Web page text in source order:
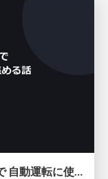
Forza Horizon 6 のテレメトリ機能で 自動運転に使えそうな学習データを集める話